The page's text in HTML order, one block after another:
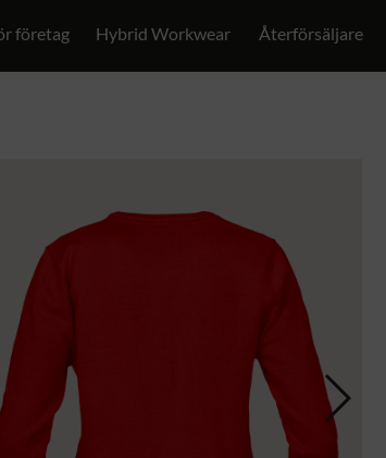
företag Hybrid Workwear Återförsäljare